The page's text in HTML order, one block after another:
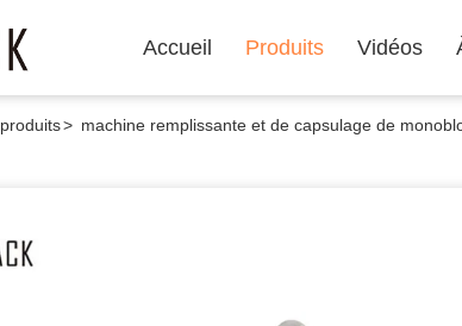
Accueil Produits Vidéos
produits> machine remplissante et de capsulage de